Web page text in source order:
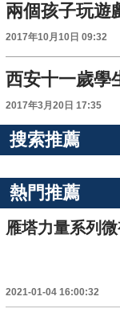
兩個孩子玩遊
2017年10月10日 09:32
2017年3月20日 17:35
搜索推薦
熱門推薦
雁塔力量系列
2021-01-04 16:00:32